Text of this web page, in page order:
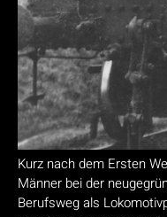
Kurz nach dem Ersten
Männer bei der
Berufsweg als